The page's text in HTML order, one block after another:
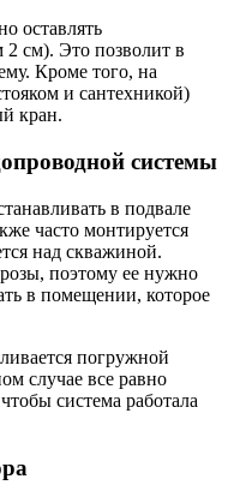
оставлять
2 см). Это позволит в
Кроме того, на
и сантехникой)
кран.
системы
в подвале
часто монтируется
над скважиной.
поэтому ее нужно
в помещении, которое
погружной
случае все равно
система работала